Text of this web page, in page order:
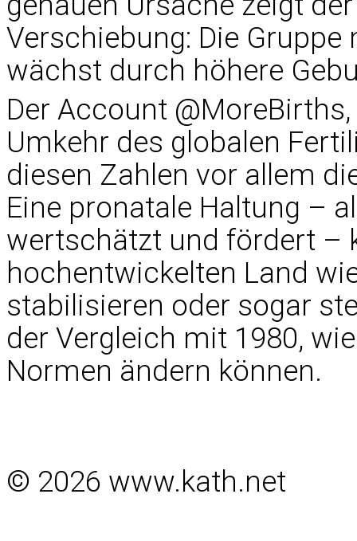
Verschiebung: Die
wächst durch höhere
Der Account
Umkehr des globalen
diesen Zahlen vor allem
Eine pronatale Haltung –
wertschätzt und fördert –
hochentwickelten Land
stabilisieren oder sogar
der Vergleich mit 1980,
Normen ändern können.
© 2026 www.kath.net